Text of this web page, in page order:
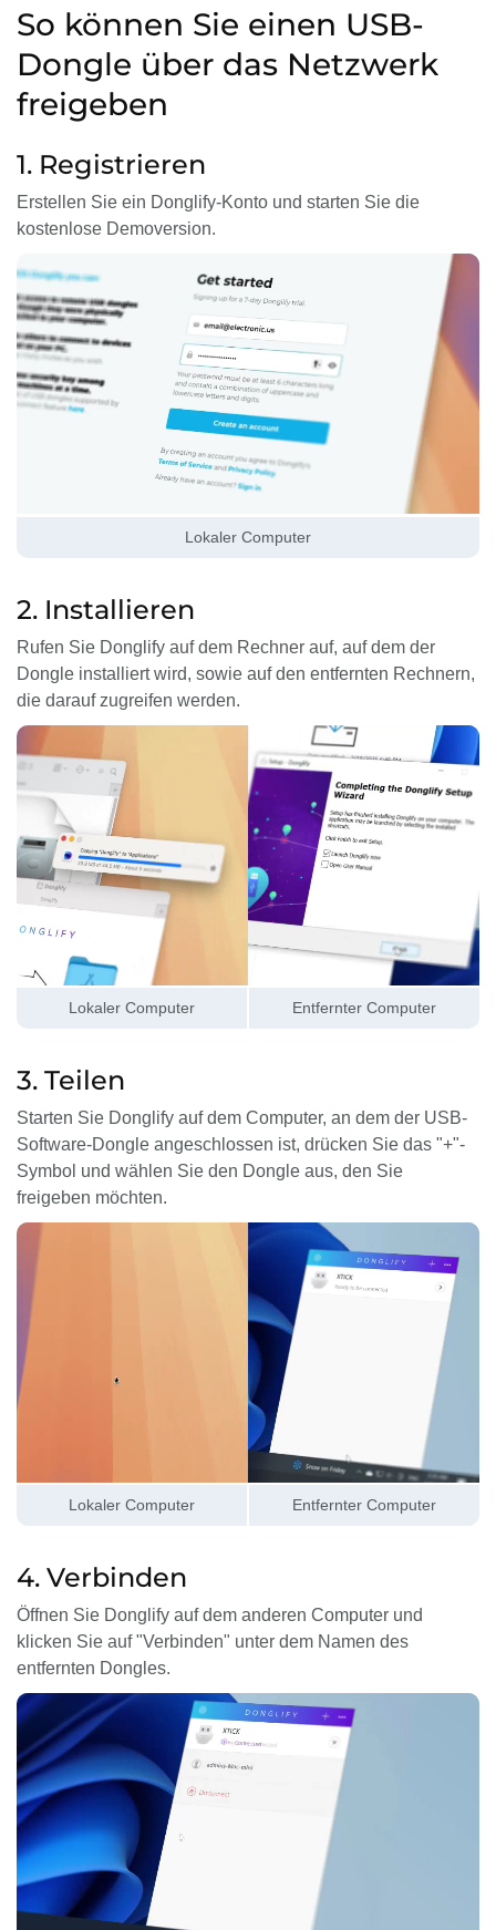
So können Sie einen USB-
Dongle über das Netzwerk
freigeben
1. Registrieren
Erstellen Sie ein Donglify-Konto und starten Sie die
kostenlose Demoversion.
Lokaler Computer
2. Installieren
Rufen Sie Donglify auf dem Rechner auf, auf dem der
Dongle installiert wird, sowie auf den entfernten Rechnern,
die darauf zugreifen werden.
Lokaler Computer Entfernter Computer
3. Teilen
Starten Sie Donglify auf dem Computer, an dem der USB-
Software-Dongle angeschlossen ist, drücken Sie das "+"-
Symbol und wählen Sie den Dongle aus, den Sie
freigeben möchten.
Lokaler Computer Entfernter Computer
4. Verbinden
Öffnen Sie Donglify auf dem anderen Computer und
klicken Sie auf "Verbinden" unter dem Namen des
entfernten Dongles.